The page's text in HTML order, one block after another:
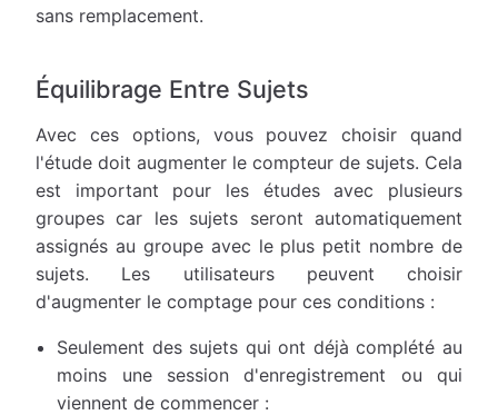
sans remplacement.
Équilibrage Entre Sujets
Avec ces options, vous pouvez choisir quand
l'étude doit augmenter le compteur de sujets. Cela
est important pour les études avec plusieurs
groupes car les sujets seront automatiquement
assignés au groupe avec le plus petit nombre de
sujets. Les utilisateurs peuvent choisir
d'augmenter le comptage pour ces conditions :
Seulement des sujets qui ont déjà complété au
moins une session d'enregistrement ou qui
viennent de commencer :